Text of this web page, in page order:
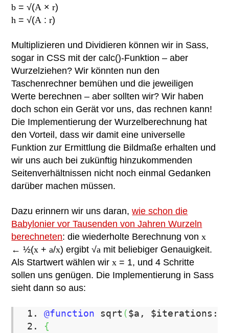
b = √(A ×r)
h = √(A :r)
Multiplizieren und Dividieren können wir in Sass,
sogar in CSS mit der calc()-Funktion – aber
Wurzelziehen? Wir könnten nun den
Taschenrechner bemühen und die jeweiligen
Werte berechnen – aber sollten wir? Wir haben
doch schon ein Gerät vor uns, das rechnen kann!
Die Implementierung der Wurzelberechnung hat
den Vorteil, dass wir damit eine universelle
Funktion zur Ermittlung die Bildmaße erhalten und
wir uns auch bei zukünftig hinzukommenden
Seitenverhältnissen nicht noch einmal Gedanken
darüber machen müssen.
Dazu erinnern wir uns daran,wie schon die
Babylonier vor Tausenden von Jahren Wurzeln
berechneten: die wiederholte Berechnung vonx
← ½(x +a/x) ergibt √a mit beliebiger Genauigkeit.
Als Startwert wählen wirx = 1, und 4 Schritte
sollen uns genügen. Die Implementierung in Sass
sieht dann so aus:
@function sqrt ($a , $iterations :
{